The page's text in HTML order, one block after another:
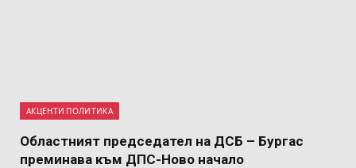
АКЦЕНТИ ПОЛИТИКА
Областният председател на ДСБ – Бургас
преминава към ДПС-Ново начало